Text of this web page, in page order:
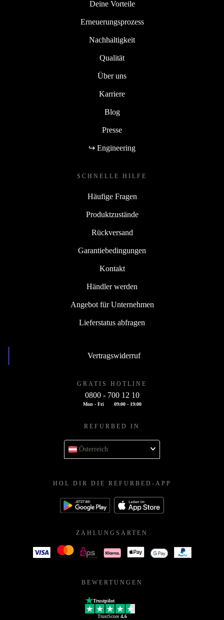
Deine Vorteile
Erneuerungsprozess
Nachhaltigkeit
Qualität
Über uns
Karriere
Blog
Presse
↪ Engineering
SCHNELLE HILFE
Häufige Fragen
Produktzustände
Rückversand
Garantiebedingungen
Kontakt
Händler werden
Angebot für Unternehmen
Lieferstatus abfragen
Vertragswiderruf
GRATIS HOTLINE
0800 - 700 12 10
Mon - Fri 09:00 - 19:00
REFURBED IN
Österreich
HOL DIR DIE REFURBED-APP
ZAHLUNGSARTEN
BEWERTUNGEN
Trustpilot
TrustScore 4.6